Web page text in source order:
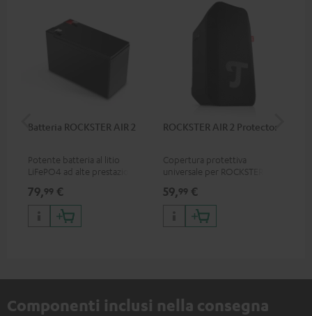
Batteria ROCKSTER AIR 2
Potente batteria al litio
LiFePO4 ad alte prestazioni
profonda per ROCKSTER AIR 2
79,99 €
ROCKSTER AIR 2 Protector
Copertura protettiva
universale per ROCKSTER AIR
utilizzato con la protezione
59,99 €
Componenti inclusi nella consegna